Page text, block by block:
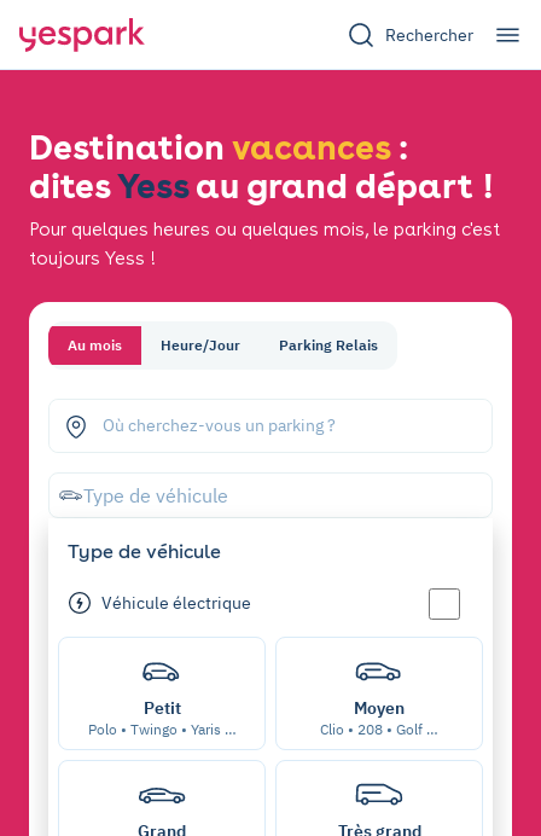
Rechercher
Destination vacances :
ditesYess au grand départ !
Pour quelques heures ou quelques mois, le parking c'est
toujours Yess !
Heure/Jour
Au mois Parking Relais
Où cherchez-vous un parking ?
Type de véhicule
Type de véhicule
Véhicule électrique
Petit
Polo • Twingo • Yaris …
Moyen
Clio • 208 • Golf …
Grand Très grand